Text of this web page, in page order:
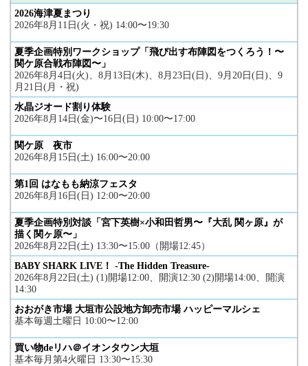
2026海津夏まつり
2026年8月11日(火・祝) 14:00〜19:30
夏季企画特別ワークショップ「飛び出す布陣図をつくろう！〜
関ケ原合戦布陣図〜」
2026年8月4日(火)、8月13日(木)、8月23日(日)、9月20日(日)、9
月21日(月・祝)
水晶ジオード割り体験
2026年8月14日(金)〜16日(日) 10:00〜17:00
関ケ原 夜市
2026年8月15日(土) 16:00〜20:00
第1回 はなもも納涼フェスタ
2026年8月16日(日) 12:00〜20:00
夏季企画特別対談「宮下英樹×小和田哲男〜『大乱 関ヶ原』が
描く関ヶ原〜」
2026年8月22日(土) 13:30〜15:00（開場12:45）
BABY SHARK LIVE！ -The Hidden Treasure-
2026年8月22日(土) (1)開場12:00、開演12:30 (2)開場14:00、開演
14:30
おおがき市場 大垣市公設地方卸売市場 ハッピーマルシェ
基本毎週土曜日 10:00〜12:00
買い物deリハ＠イオンタウン大垣
基本毎月第4火曜日 13:30〜15:30